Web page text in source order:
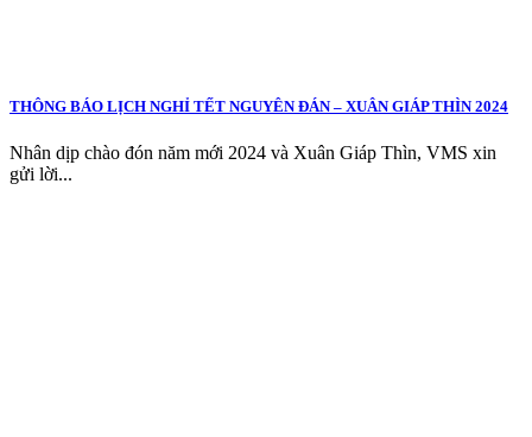
THÔNG BÁO LỊCH NGHỈ TẾT NGUYÊN ĐÁN – XUÂN GIÁP THÌN 2024
Nhân dịp chào đón năm mới 2024 và Xuân Giáp Thìn, VMS xin
gửi lời...